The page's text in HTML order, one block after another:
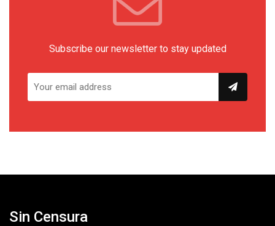
Subscribe our newsletter to stay updated
Sin Censura